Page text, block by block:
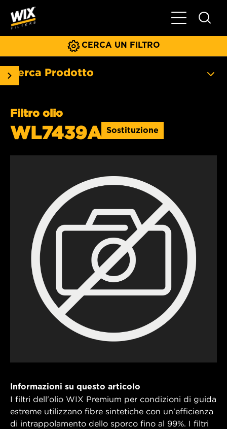
Menu
CERCA UN FILTRO
Cerca Prodotto
Filtro olio
WL7439A Sostituzione
Informazioni su questo articolo
I filtri dell'olio WIX Premium per condizioni di guida
estreme utilizzano fibre sintetiche con un'efficienza
di intrappolamento dello sporco fino al 99%. I filtri